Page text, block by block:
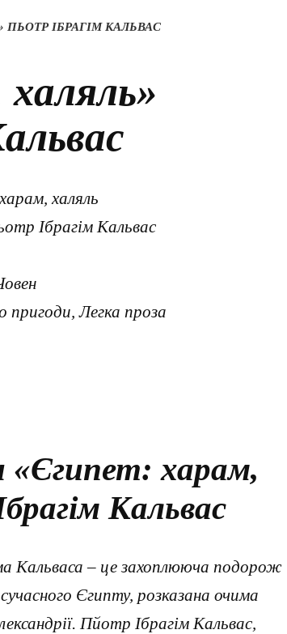
ІБРАГІМ КАЛЬВАС
халяль
Ібрагім Кальвас
пригоди, Легка проза
«Єгипет: харам,
Кальвас
Кальваса – це захоплююча подорож
Єгипту, розказана очима
Пйотр Ібрагім Кальвас,